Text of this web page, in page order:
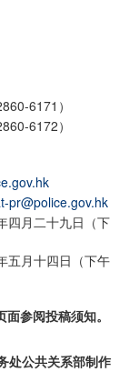
6171）
6172）
pr@police.gov.hk
四月二十九日（下
五月十四日（下午
参阅投稿须知。
处公共关系部制作